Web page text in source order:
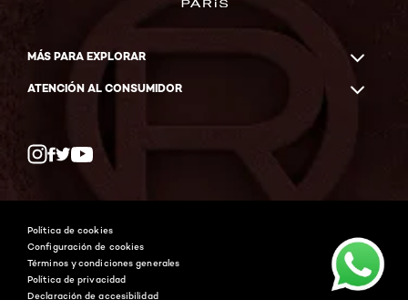
MÁS PARA EXPLORAR
ATENCIÓN AL CONSUMIDOR
Facebook
YouTube
Política de cookies
Configuración de cookies
Términos y condiciones generales
Política de privacidad
Declaración de accesibilidad